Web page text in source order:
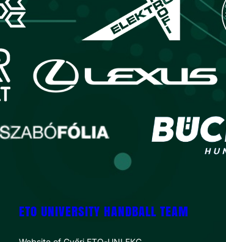
ETO UNIVERSITY HANDBALL TEAM